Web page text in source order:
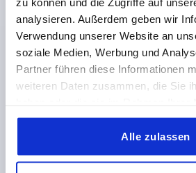
analysieren. Außerdem geben wir
Verwendung unserer Website an
soziale Medien, Werbung und
Partner führen diese Informationen
weiteren Daten zusammen, die Sie
gesammelt haben.
Alle zulassen
K1084
SCHARNIER 85X48, EDELSTAHL A4